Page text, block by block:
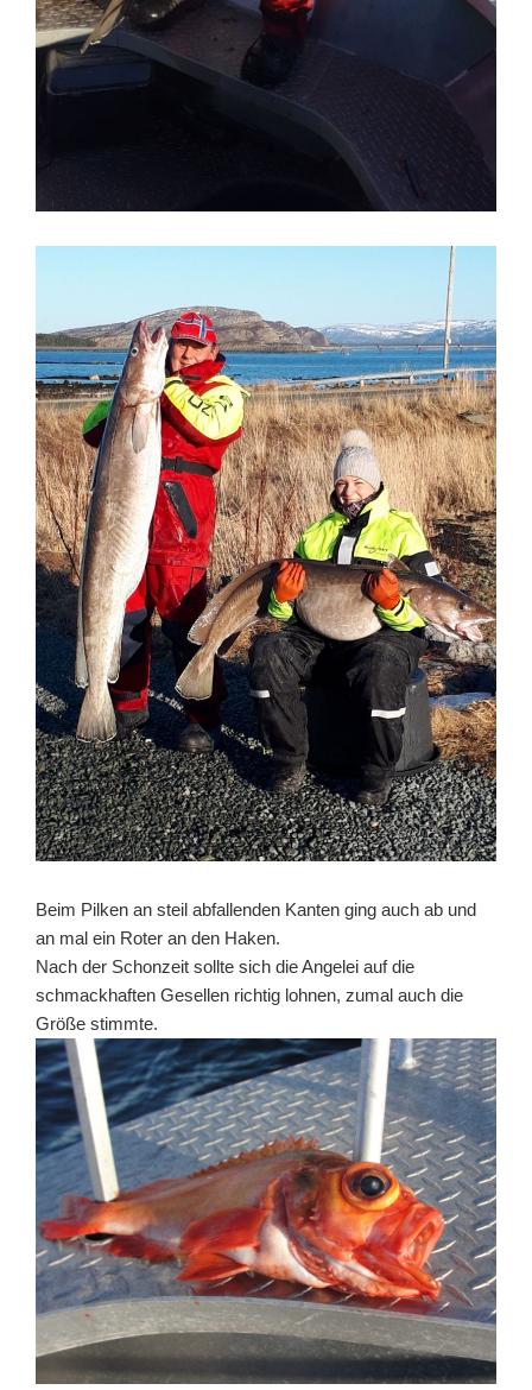
Beim Pilken an steil abfallenden Kanten ging auch ab und
an mal ein Roter an den Haken.
Nach der Schonzeit sollte sich die Angelei auf die
schmackhaften Gesellen richtig lohnen, zumal auch die
Größe stimmte.